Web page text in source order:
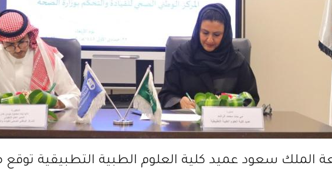
الملك سعود عميد كلية العلوم الطبية التطبيقية